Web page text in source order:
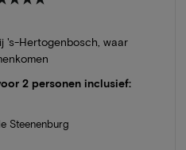
's-Hertogenbosch, waar
2 personen inclusief:
Steenenburg